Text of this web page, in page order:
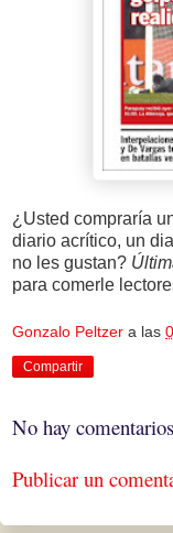
¿Usted compraría
diario acrítico, un
no les gustan?
para comerle
Gonzalo Peltzer a las
Compartir
No hay
Publicar un